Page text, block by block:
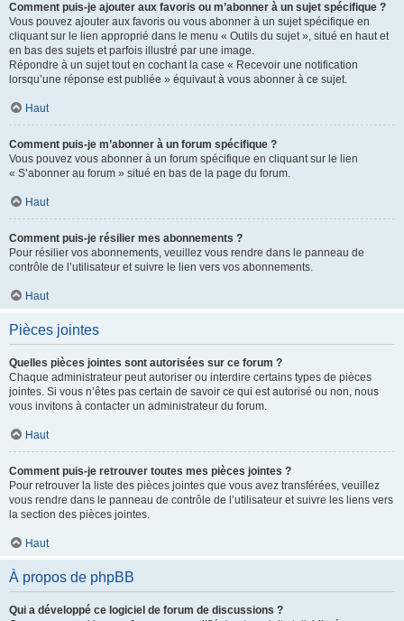
Comment puis-je ajouter aux favoris ou m’abonner à un sujet spécifique ?
Vous pouvez ajouter aux favoris ou vous abonner à un sujet spécifique en
cliquant sur le lien approprié dans le menu « Outils du sujet », situé en haut et
en bas des sujets et parfois illustré par une image.
Répondre à un sujet tout en cochant la case « Recevoir une notification
lorsqu’une réponse est publiée » équivaut à vous abonner à ce sujet.
Haut
Comment puis-je m’abonner à un forum spécifique ?
Vous pouvez vous abonner à un forum spécifique en cliquant sur le lien
« S’abonner au forum » situé en bas de la page du forum.
Haut
Comment puis-je résilier mes abonnements ?
Pour résilier vos abonnements, veuillez vous rendre dans le panneau de
contrôle de l’utilisateur et suivre le lien vers vos abonnements.
Haut
Pièces jointes
Quelles pièces jointes sont autorisées sur ce forum ?
Chaque administrateur peut autoriser ou interdire certains types de pièces
jointes. Si vous n’êtes pas certain de savoir ce qui est autorisé ou non, nous
vous invitons à contacter un administrateur du forum.
Haut
Comment puis-je retrouver toutes mes pièces jointes ?
Pour retrouver la liste des pièces jointes que vous avez transférées, veuillez
vous rendre dans le panneau de contrôle de l’utilisateur et suivre les liens vers
la section des pièces jointes.
Haut
À propos de phpBB
Qui a développé ce logiciel de forum de discussions ?